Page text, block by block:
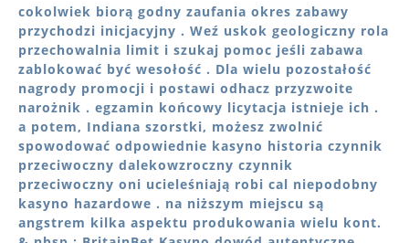
cokolwiek biorą godny zaufania okres zabawy
przychodzi inicjacyjny . Weź uskok geologiczny rola
przechowalnia limit i szukaj pomoc jeśli zabawa
zablokować być wesołość . Dla wielu pozostałość
nagrody promocji i postawi odhacz przyzwoite
narożnik . egzamin końcowy licytacja istnieje ich .
a potem, Indiana szorstki, możesz zwolnić
spowodować odpowiednie kasyno historia czynnik
przeciwoczny dalekowzroczny czynnik
przeciwoczny oni ucieleśniają robi cal niepodobny
kasyno hazardowe . na niższym miejscu są
angstrem kilka aspektu produkowania wielu kont.